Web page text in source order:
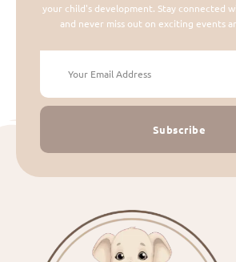
your child's development. Stay connected
and never miss out on exciting events
Subscribe